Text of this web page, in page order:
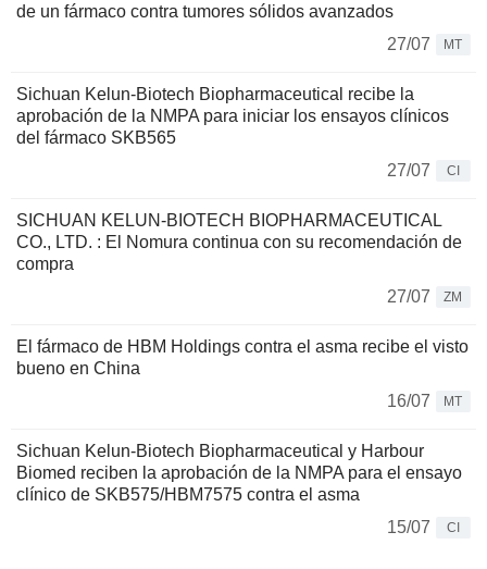
de un fármaco contra tumores sólidos avanzados
27/07
MT
Sichuan Kelun-Biotech Biopharmaceutical recibe la
aprobación de la NMPA para iniciar los ensayos clínicos
del fármaco SKB565
27/07
CI
SICHUAN KELUN-BIOTECH BIOPHARMACEUTICAL
CO., LTD. : El Nomura continua con su recomendación de
compra
27/07
ZM
El fármaco de HBM Holdings contra el asma recibe el visto
bueno en China
16/07
MT
Sichuan Kelun-Biotech Biopharmaceutical y Harbour
Biomed reciben la aprobación de la NMPA para el ensayo
clínico de SKB575/HBM7575 contra el asma
15/07
CI